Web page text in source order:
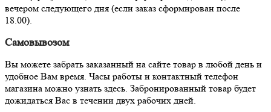
вечером следующего дня (если заказ сформирован после
18.00).
Самовывозом
Вы можете забрать заказанный на сайте товар в любой день и
удобное Вам время. Часы работы и контактный телефон
магазина можно узнать здесь. Забронированный товар будет
дожидаться Вас в течении двух рабочих дней.